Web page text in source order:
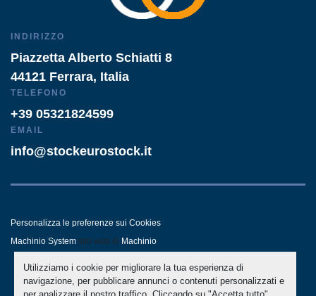
Utilizziamo i cookie per migliorare la tua esperienza di
navigazione, per pubblicare annunci o contenuti personalizzati e
INDIRIZZO
Piazzetta Alberto Schiatti 8
44121 Ferrara, Italia
TELEFONO
+39 05321824599
EMAIL
info@stockeurostock.it
Personalizza le preferenze sui Cookies
Machinio System sito web di Machinio
- LINKEDIN - WHATSAPP